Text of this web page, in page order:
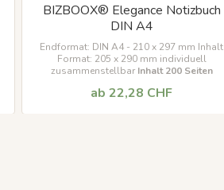
BIZBOOX® Elegance Notizbuch
DIN A4
Endformat: DIN A4 - 210 x 297 mm Inhalt
Format: 205 x 290 mm individuell
zusammenstellbar Inhalt 200 Seiten
ab 22,28 CHF